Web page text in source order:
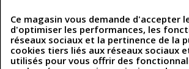
Politique de confidentialité
Politique des cookies
Contactez-nous
Ce magasin vous demande d'accepter
d'optimiser les performances, les
réseaux sociaux et la pertinence de la
cookies tiers liés aux réseaux sociaux
utilisés pour vous offrir des